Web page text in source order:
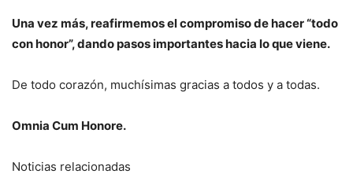
Una vez más, reafirmemos el compromiso de hacer “todo
con honor”, dando pasos importantes hacia lo que viene.
De todo corazón, muchísimas gracias a todos y a todas.
Omnia Cum Honore.
Noticias relacionadas